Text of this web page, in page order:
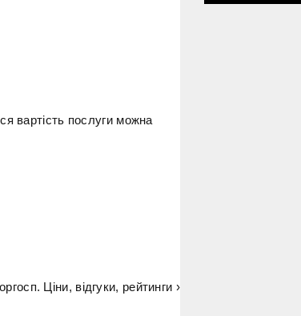
вартість послуги можна
Ціни, відгуки, рейтинги ›